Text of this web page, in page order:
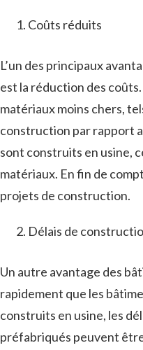
Coûts réduits
L’un des principaux
est la réduction des
matériaux moins chers,
construction par rapport
sont construits en usine,
matériaux. En fin de
projets de construction.
Délais de
Un autre avantage des
rapidement que les
construits en usine, les
préfabriqués peuvent